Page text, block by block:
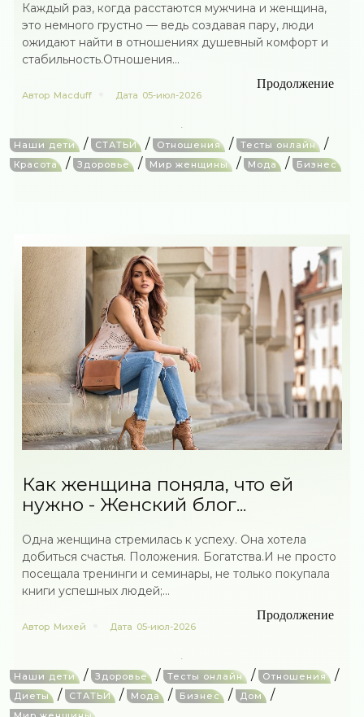
Каждый раз, когда расстаются мужчина и женщина,
это немного грустно — ведь создавая пару, люди
ожидают найти в отношениях душевный комфорт и
стабильность.Отношения...
Продолжение
Автор Macduff Дата 05-июл-2026
Наши дети / СТАТЬИ / Отношения / Тесты онлайн /
Красота / Здоровье / Мир женщины / Мода / Бизнес
Как женщина поняла, что ей
нужно - Женский блог...
Одна женщина стремилась к успеху. Она хотела
добиться счастья. Положения. Богатства.И не просто
посещала тренинги и семинары, не только покупала
книги успешных людей;...
Продолжение
Автор Михей Дата 05-июл-2026
Наши дети / Здоровье / Тесты онлайн / Отношения /
Диеты / СТАТЬИ / Мода / Бизнес / Дом /